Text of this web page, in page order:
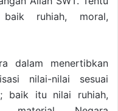
ruhiah, moral,
dalam menertibkan
nilai-nilai sesuai
baik itu nilai ruhiah,